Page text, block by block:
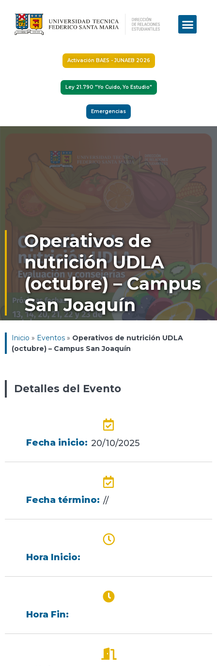
Activación BAES - JUNAEB 2026
Ley 21.790 "Yo Cuido, Yo Estudio"
Emergencias
Operativos de
nutrición UDLA
(octubre) – Campus
San Joaquín
Inicio » Eventos » Operativos de nutrición UDLA
(octubre) – Campus San Joaquín
Detalles del Evento
Fecha inicio: 20/10/2025
Fecha término: //
Hora Inicio:
Hora Fin: